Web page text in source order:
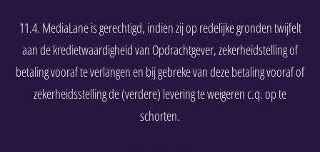
11.4. MediaLane is gerechtigd, indien zij op redelijke gronden twijfelt
aan de kredietwaardigheid van Opdrachtgever, zekerheidstelling of
betaling vooraf te verlangen en bij gebreke van deze betaling vooraf of
zekerheidsstelling de (verdere) levering te weigeren c.q. op te
schorten.